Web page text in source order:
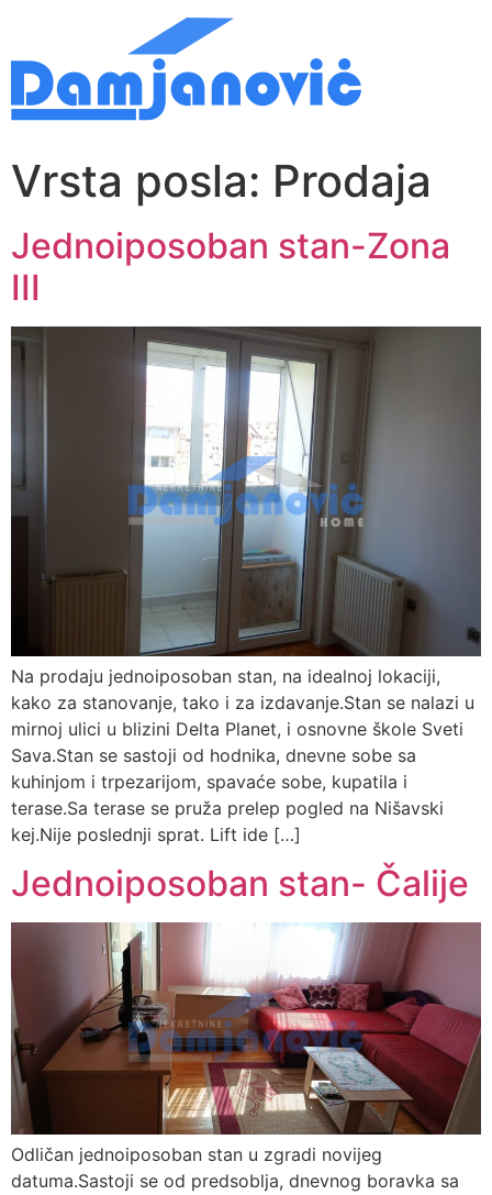
Vrsta posla: Prodaja
Jednoiposoban stan-Zona
III
Na prodaju jednoiposoban stan, na idealnoj lokaciji,
kako za stanovanje, tako i za izdavanje.Stan se nalazi u
mirnoj ulici u blizini Delta Planet, i osnovne škole Sveti
Sava.Stan se sastoji od hodnika, dnevne sobe sa
kuhinjom i trpezarijom, spavaće sobe, kupatila i
terase.Sa terase se pruža prelep pogled na Nišavski
kej.Nije poslednji sprat. Lift ide […]
Jednoiposoban stan- Čalije
Odličan jednoiposoban stan u zgradi novijeg
datuma.Sastoji se od predsoblja, dnevnog boravka sa